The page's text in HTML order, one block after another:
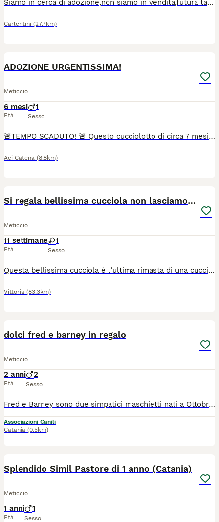
Siamo in cerca di adozione,non siamo in vendita,futura taglia media contenuta. Amiamo stare in compagnia di persone e ad altri cani. Siamo molto simpatici,curiosi,allegri e socievoli. Ci piace molto correre in spazi aperti e giocare,ci piace esplorare e imparare tante cose. Cerchiamo una famiglia che mi dia tante coccole che ci accolga con tanto amore che sia per sempre! Cercano casa in contesto sicuro è adatto alle loro esigenze-Adozione consapevole con disponibilità a visite pre-affido,iter sanitario completo.
Carlentini (27.7km)
ADOZIONE URGENTISSIMA!
Meticcio
6 mesi
Età
1
Sesso
🚨TEMPO SCADUTO! 🚨 ​Questo cucciolotto di circa 7 mesi ha un bisogno disperato di trovare casa. ​È un vulcano di energia: vivace, è una forza della natura che ha bisogno di movimento e una guida sicura. ​Info sanitarie: ​Età: 7 mesi circa ​Salute: Già vaccinato 💉 ​Microchip: NON presente (da microchippare a carico dell'adottante/al momento dell'affido) ​Cosa cerca: Cerca una famiglia paziente ma decisa, pronta a dargli tutto l'amore, l'attenzione e la disciplina che merita davvero per educarlo al meglio.
Aci Catena (8.8km)
Si regala bellissima cucciola non lasciamola sola
Meticcio
11 settimane
Età
1
Sesso
Questa bellissima cucciola è l’ultima rimasta di una cucciolata di 9. La ragazza che la tiene e che l’ha salvata a breve dovrà partire e sarà l’unica dei suoi fratelli a tornare in strada. Cerca famiglia, futura taglia media 20-25 kg dolcissima e in piena salute. Anche adozioni al nord italia
Vittoria (83.3km)
dolci fred e barney in regalo
Meticcio
2 anni
Età
2
Sesso
Fred e Barney sono due simpatici maschietti nati a Ottobre 2023, saranno di futura taglia media. Sono due cagnolini dal carattere affettuoso, gioioso, amano giocare ed essere coccolati. Vanno d'accordo sia con cani che con i gatti. Si trovano a Catania ma cercano casa anche al centro e al nord previo colloquio pre affido. Si affidano microchippati, vaccinati e con profilassi veterinaria completa! Per info ****** o ******
Associazioni Canili
Catania (0.5km)
Splendido Simil Pastore di 1 anno (Catania)
Meticcio
1 anni
Età
1
Sesso